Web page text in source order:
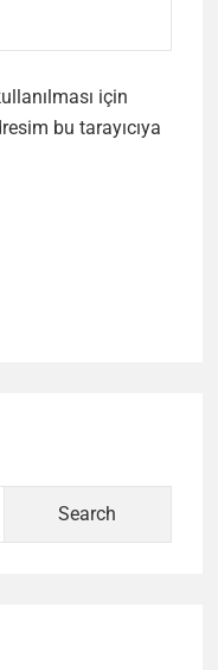
için
bu tarayıcıya